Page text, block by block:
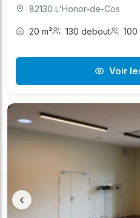
82130 L'Honor-de-Cos
20 m² 130 debout 100
Voir
‹